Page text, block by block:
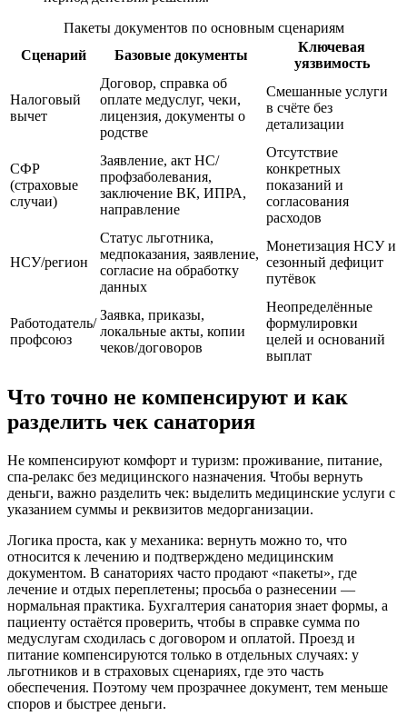
Пакеты документов по основным сценариям
Сценарий
Базовые документы
Ключевая
уязвимость
Налоговый
вычет
Договор, справка об
оплате медуслуг, чеки,
лицензия, документы о
родстве
Смешанные услуги
в счёте без
детализации
СФР
(страховые
случаи)
Заявление, акт НС/
профзаболевания,
заключение ВК, ИПРА,
направление
Отсутствие
конкретных
показаний и
согласования
расходов
НСУ/регион
Статус льготника,
медпоказания, заявление,
согласие на обработку
данных
Монетизация НСУ и
сезонный дефицит
путёвок
Работодатель/
профсоюз
Заявка, приказы,
локальные акты, копии
чеков/договоров
Неопределённые
формулировки
целей и оснований
выплат
Что точно не компенсируют и как
разделить чек санатория
Не компенсируют комфорт и туризм: проживание, питание,
спа‑релакс без медицинского назначения. Чтобы вернуть
деньги, важно разделить чек: выделить медицинские услуги с
указанием суммы и реквизитов медорганизации.
Логика проста, как у механика: вернуть можно то, что
относится к лечению и подтверждено медицинским
документом. В санаториях часто продают «пакеты», где
лечение и отдых переплетены; просьба о разнесении —
нормальная практика. Бухгалтерия санатория знает формы, а
пациенту остаётся проверить, чтобы в справке сумма по
медуслугам сходилась с договором и оплатой. Проезд и
питание компенсируются только в отдельных случаях: у
льготников и в страховых сценариях, где это часть
обеспечения. Поэтому чем прозрачнее документ, тем меньше
споров и быстрее деньги.